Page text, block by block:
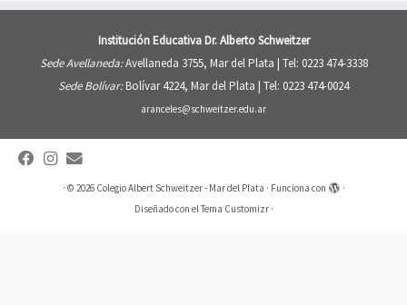
Institución Educativa Dr. Alberto Schweitzer
Sede Avellaneda:Avellaneda 3755, Mar del Plata | Tel: 0223 474-3338
Sede Bolívar:Bolívar 4224, Mar del Plata | Tel: 0223 474-0024
aranceles@schweitzer.edu.ar
· © 2026 Colegio Albert Schweitzer - Mar del Plata · Funciona con
·
Diseñado con elTema Customizr·